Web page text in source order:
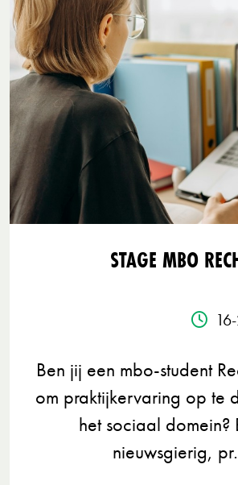
STAGE MBO
Ben jij een mbo-student
om praktijkervaring op te
het sociaal domein?
nieuwsgierig,